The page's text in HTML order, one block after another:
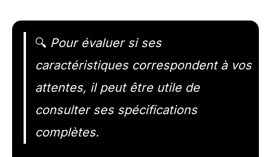
🔍 Pour évaluer si ses
caractéristiques correspondent à vos
attentes, il peut être utile de
consulter ses spécifications
complètes.